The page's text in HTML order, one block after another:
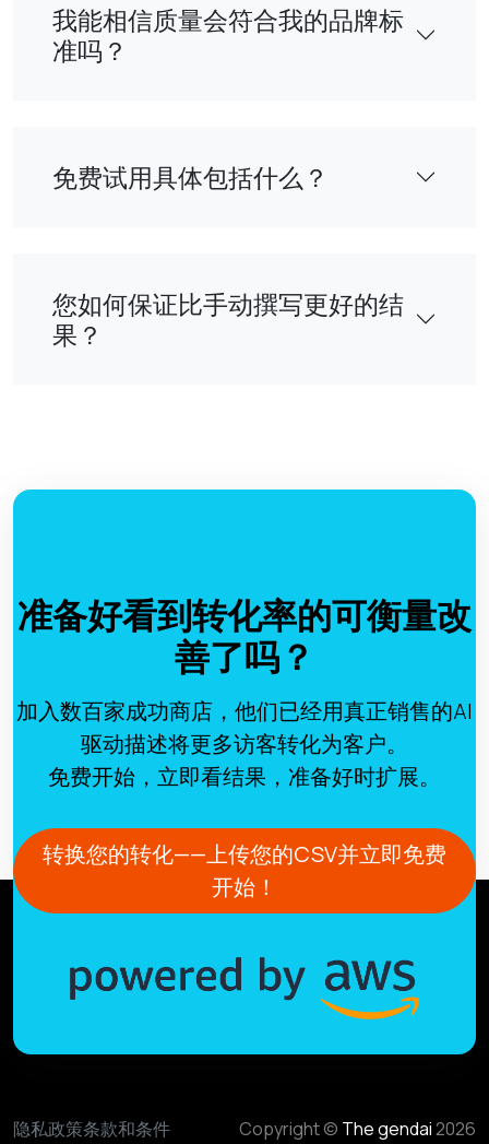
我能相信质量会符合我的品牌标
准吗？
免费试用具体包括什么？
您如何保证比手动撰写更好的结
果？
准备好看到转化率的可衡量改
善了吗？
加入数百家成功商店，他们已经用真正销售的AI
驱动描述将更多访客转化为客户。
免费开始，立即看结果，准备好时扩展。
转换您的转化——上传您的CSV并立即免费
开始！
隐私政策条款和条件 Copyright © The gendai2026